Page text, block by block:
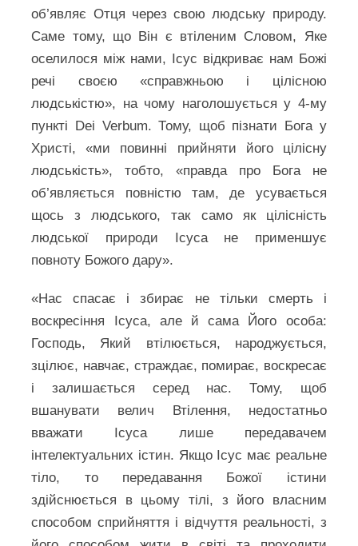
об’являє Отця через свою людську природу.
Саме тому, що Він є втіленим Словом, Яке
оселилося між нами, Ісус відкриває нам Божі
речі своєю «справжньою і цілісною
людськістю», на чому наголошується у 4-му
пункті Dei Verbum. Тому, щоб пізнати Бога у
Христі, «ми повинні прийняти його цілісну
людськість», тобто, «правда про Бога не
об’являється повністю там, де усувається
щось з людського, так само як цілісність
людської природи Ісуса не применшує
повноту Божого дару».
«Нас спасає і збирає не тільки смерть і
воскресіння Ісуса, але й сама Його особа:
Господь, Який втілюється, народжується,
зцілює, навчає, страждає, помирає, воскресає
і залишається серед нас. Тому, щоб
вшанувати велич Втілення, недостатньо
вважати Ісуса лише передавачем
інтелектуальних істин. Якщо Ісус має реальне
тіло, то передавання Божої істини
здійснюється в цьому тілі, з його власним
способом сприйняття і відчуття реальності, з